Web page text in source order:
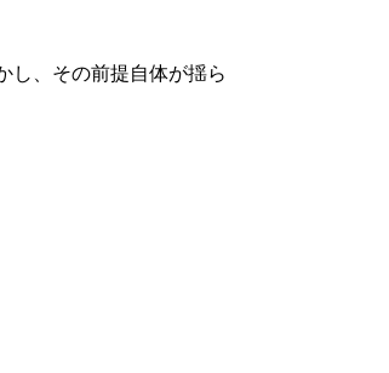
し、その前提自体が揺ら